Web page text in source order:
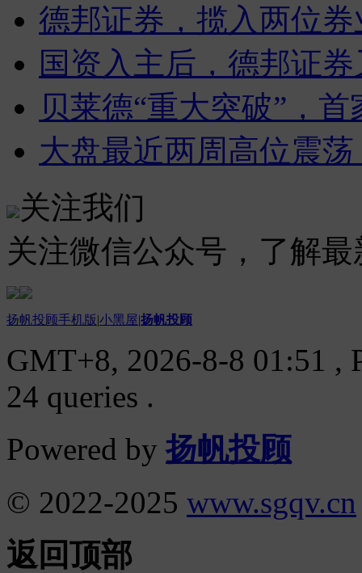
德邦证券，揽入两位
国资入主后，德邦证
贝莱德“重大突破”，
大盘最近两周高位震
关注我们
关注微信公众号，了解
扬帆投顾手机版|小黑屋|扬帆投顾
GMT+8, 2026-8-8 01:51 ,
24 queries .
Powered by 扬帆投顾
© 2022-2025 www.sgqv.cn
返回顶部